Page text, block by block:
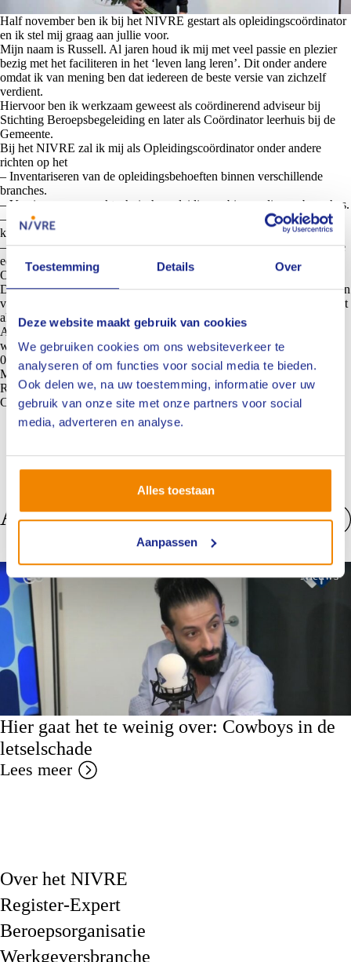
Toestemming Details Over
Deze website maakt gebruik van cookies
We gebruiken cookies om ons websiteverkeer te
analyseren of om functies voor social media te bieden.
Ook delen we, na uw toestemming, informatie over uw
gebruik van onze site met onze partners voor social
media, adverteren en analyse.
Alles toestaan
Aanpassen
Half november ben ik bij het NIVRE gestart als opleidingscoördinator
en ik stel mij graag aan jullie voor.
Mijn naam is Russell. Al jaren houd ik mij met veel passie en plezier
bezig met het faciliteren in het ‘leven lang leren’. Dit onder andere
omdat ik van mening ben dat iedereen de beste versie van zichzelf
verdient.
Hiervoor ben ik werkzaam geweest als coördinerend adviseur bij
Stichting Beroepsbegeleiding en later als Coördinator leerhuis bij de
Gemeente.
Bij het NIVRE zal ik mij als Opleidingscoördinator onder andere
richten op het
– Inventariseren van de opleidingsbehoeften binnen verschillende
branches.
– Vernieuwen van vaktechnische opleidingen binnen diverse branches.
– Ontwikkelen van diverse onderwijsvormen, zowel online als
klassikaal.
– Opstellen jaarplan voor het nascholingsbeleid binnen de permanente
educatie.
Ook het NIVRE zal zich blijvend ontwikkelen en professionaliseren.
Deze maand ben ik begonnen met de eerste stappen in het formaliseren
van beroepsprofielen voor de NIVRE-expert. Dit kan ik natuurlijk niet
alleen en ik kijk uit naar de samenwerking.
Als je vragen hebt, of als je wilt kennismaken, laat het me dan vooral
weten. Ik ben bereikbaar via r.vansuchtelen@nivre.nlof 06- 83 00 89
08.
Met vriendelijke groet,
Russell van Suchtelen van de Haere
Coördinator Opleidingen
Anderen bekeken ook
Nieuws
Hier gaat het te weinig over: Cowboys in de
letselschade
Lees meer
Over het NIVRE
Register-Expert
Beroepsorganisatie
Werkgeversbranche